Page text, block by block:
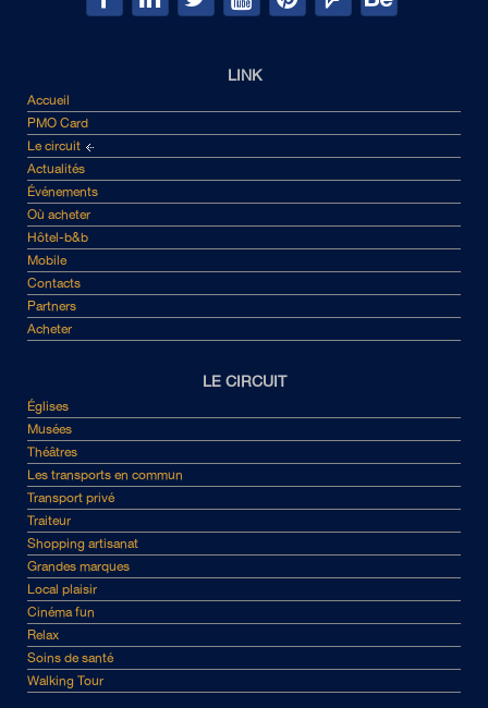
LINK
Accueil
PMO Card
Le circuit
Actualités
Événements
Où acheter
Hôtel-b&b
Mobile
Contacts
Partners
Acheter
LE CIRCUIT
Églises
Musées
Théâtres
Les transports en commun
Transport privé
Traiteur
Shopping artisanat
Grandes marques
Local plaisir
Cinéma fun
Relax
Soins de santé
Walking Tour